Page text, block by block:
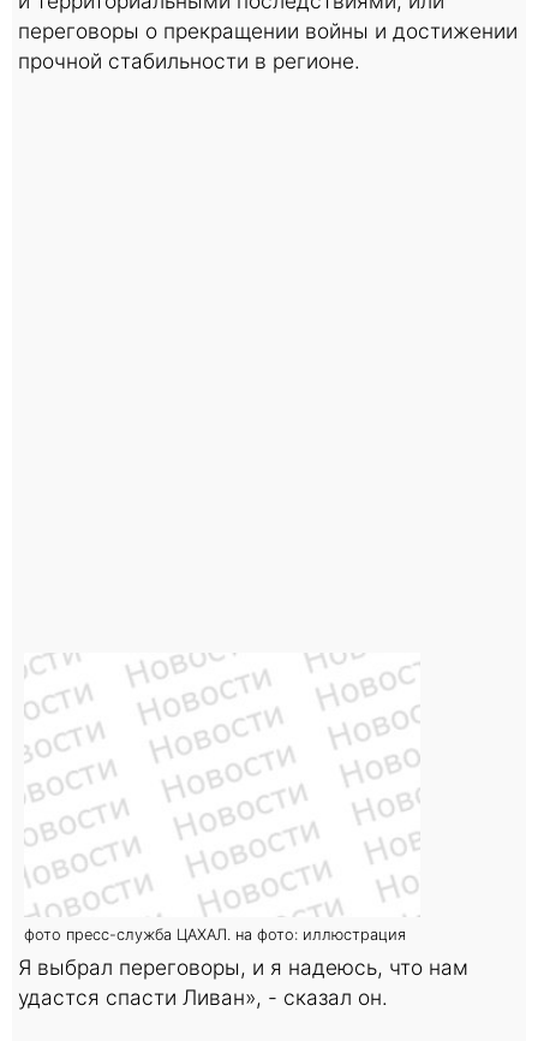
переговоры о прекращении войны и достижении
прочной стабильности в регионе.
фото пресс-служба ЦАХАЛ. на фото: иллюстрация
Я выбрал переговоры, и я надеюсь, что нам
удастся спасти Ливан», - сказал он.